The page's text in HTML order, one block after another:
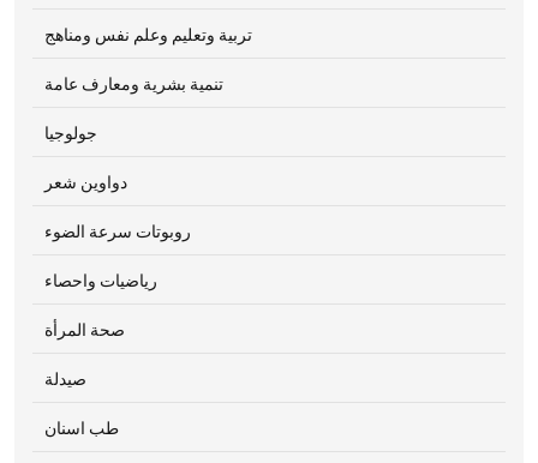
تربية وتعليم وعلم نفس ومناهج
تنمية بشرية ومعارف عامة
جولوجيا
دواوين شعر
روبوتات سرعة الضوء
رياضيات واحصاء
صحة المرأة
صيدلة
طب اسنان